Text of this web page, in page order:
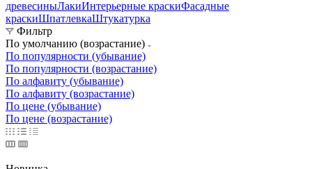
древесиныЛакиИнтерьерные краскиФасадные
краскиШпатлевкаШтукатурка
Фильтр
По умолчанию (возрастание)
По популярности (убывание)
По популярности (возрастание)
По алфавиту (убывание)
По алфавиту (возрастание)
По цене (убывание)
По цене (возрастание)